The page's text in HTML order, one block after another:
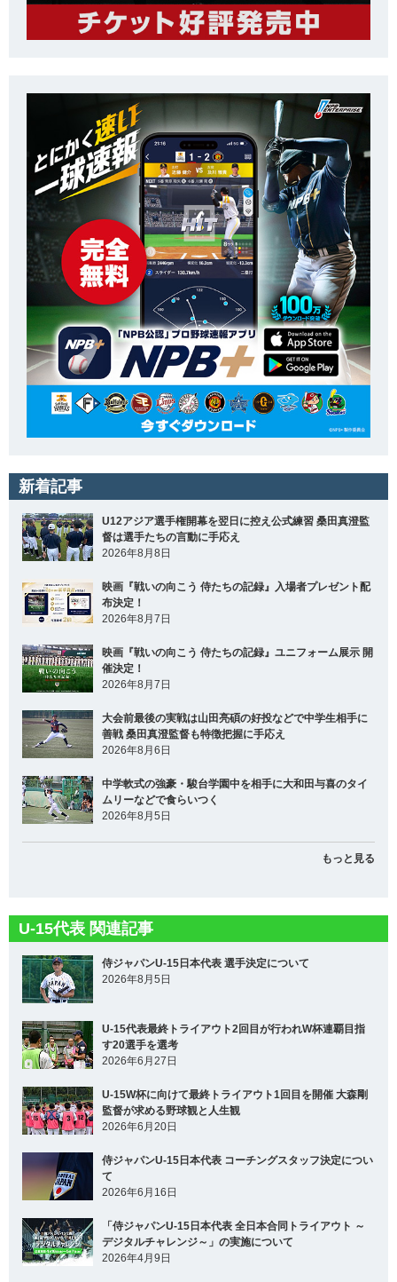
新着記事
U12アジア選手権開幕を翌日に控え公式練習 桑田真澄監
督は選手たちの言動に手応え
2026年8月8日
映画『戦いの向こう 侍たちの記録』入場者プレゼント配
布決定！
2026年8月7日
映画『戦いの向こう 侍たちの記録』ユニフォーム展示 開
催決定！
2026年8月7日
大会前最後の実戦は山田亮碩の好投などで中学生相手に
善戦 桑田真澄監督も特徴把握に手応え
2026年8月6日
中学軟式の強豪・駿台学園中を相手に大和田与喜のタイ
ムリーなどで食らいつく
2026年8月5日
もっと見る
U-15代表 関連記事
侍ジャパンU-15日本代表 選手決定について
2026年8月5日
U-15代表最終トライアウト2回目が行われW杯連覇目指
す20選手を選考
2026年6月27日
U-15W杯に向けて最終トライアウト1回目を開催 大森剛
監督が求める野球観と人生観
2026年6月20日
侍ジャパンU-15日本代表 コーチングスタッフ決定につい
て
2026年6月16日
「侍ジャパンU-15日本代表 全日本合同トライアウト ～
デジタルチャレンジ～」の実施について
2026年4月9日